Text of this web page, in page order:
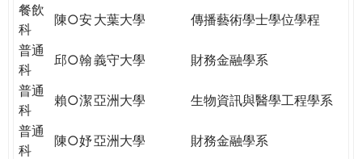
餐飲
科
陳○安大葉大學
傳播藝術學士學位學程
普通
科
邱○翰義守大學
財務金融學系
普通
科
賴○潔亞洲大學
生物資訊與醫學工程學系
普通
科
陳○妤亞洲大學
財務金融學系